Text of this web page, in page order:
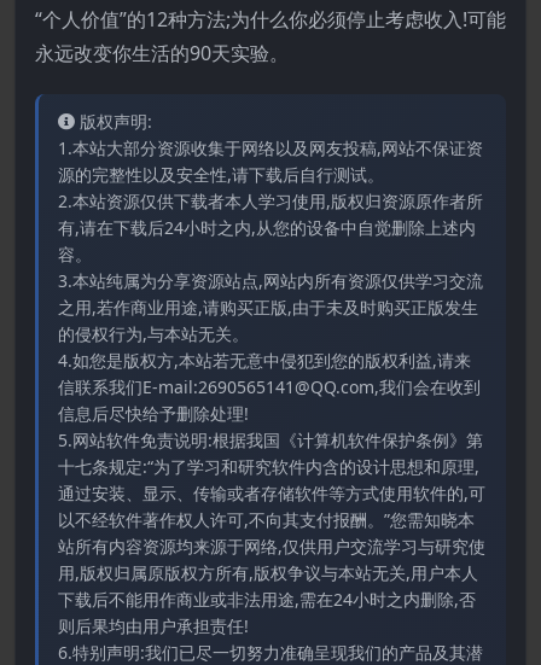
“个人价值”的12种方法;为什么你必须停止考虑收入!可能
永远改变你生活的90天实验。
版权声明:
1.本站大部分资源收集于网络以及网友投稿,网站不保证资
源的完整性以及安全性,请下载后自行测试。
2.本站资源仅供下载者本人学习使用,版权归资源原作者所
有,请在下载后24小时之内,从您的设备中自觉删除上述内
容。
3.本站纯属为分享资源站点,网站内所有资源仅供学习交流
之用,若作商业用途,请购买正版,由于未及时购买正版发生
的侵权行为,与本站无关。
4.如您是版权方,本站若无意中侵犯到您的版权利益,请来
信联系我们E-mail:2690565141@QQ.com,我们会在收到
信息后尽快给予删除处理!
5.网站软件免责说明:根据我国《计算机软件保护条例》第
十七条规定:“为了学习和研究软件内含的设计思想和原理,
通过安装、显示、传输或者存储软件等方式使用软件的,可
以不经软件著作权人许可,不向其支付报酬。”您需知晓本
站所有内容资源均来源于网络,仅供用户交流学习与研究使
用,版权归属原版权方所有,版权争议与本站无关,用户本人
下载后不能用作商业或非法用途,需在24小时之内删除,否
则后果均由用户承担责任!
6.特别声明:我们已尽一切努力准确呈现我们的产品及其潜